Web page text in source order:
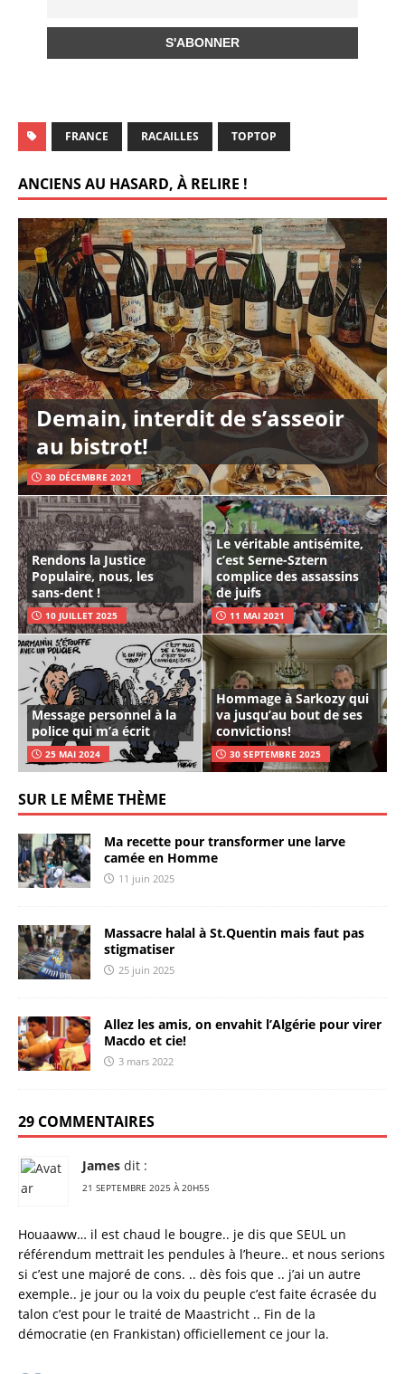
FRANCE RACAILLES TOPTOP
ANCIENS AU HASARD, À RELIRE !
Demain, interdit de s’asseoir
au bistrot!
30 DÉCEMBRE 2021
Rendons la Justice
Populaire, nous, les
sans-dent !
10 JUILLET 2025
Le véritable antisémite,
c’est Serne-Sztern
complice des assassins
de juifs
11 MAI 2021
Message personnel à la
police qui m’a écrit
25 MAI 2024
Hommage à Sarkozy qui
va jusqu’au bout de ses
convictions!
30 SEPTEMBRE 2025
SUR LE MÊME THÈME
Ma recette pour transformer une larve
camée en Homme
11 juin 2025
Massacre halal à St.Quentin mais faut pas
stigmatiser
25 juin 2025
Allez les amis, on envahit l’Algérie pour virer
Macdo et cie!
3 mars 2022
29 COMMENTAIRES
James dit :
21 SEPTEMBRE 2025 À 20H55
Houaaww… il est chaud le bougre.. je dis que SEUL un
référendum mettrait les pendules à l’heure.. et nous serions
si c’est une majoré de cons. .. dès fois que .. j’ai un autre
exemple.. je jour ou la voix du peuple c’est faite écrasée du
talon c’est pour le traité de Maastricht .. Fin de la
démocratie (en Frankistan) officiellement ce jour la.